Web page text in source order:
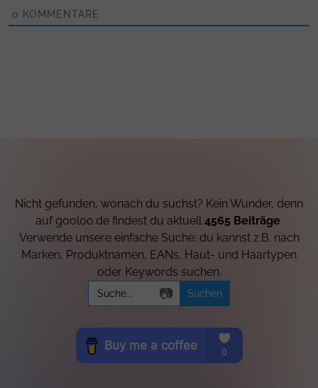
0 KOMMENTARE
Nicht gefunden, wonach du suchst? Kein Wunder, denn
auf gooloo.de findest du aktuell 4565 Beiträge.
Verwende unsere einfache Suche: du kannst z.B. nach
Marken, Produktnamen, EANs, Haut- und Haartypen
oder Keywords suchen.
Search
for:
📷